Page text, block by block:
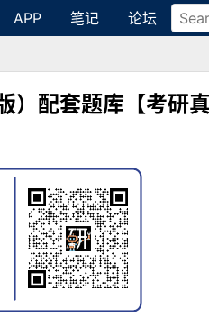
APP 笔记 论坛
配套题库【考研